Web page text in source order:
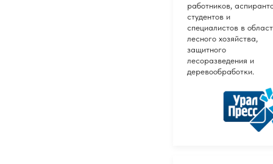
работников,
студентов и
специалистов в
лесного хозяйства,
защитного
лесоразведения и
деревообработки.